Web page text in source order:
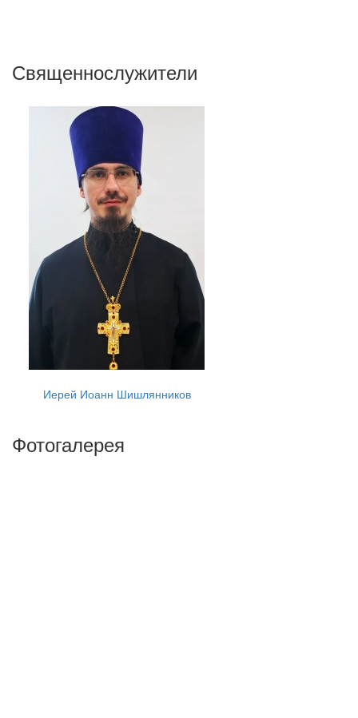
Священнослужители
Иерей Иоанн Шишлянников
Фотогалерея